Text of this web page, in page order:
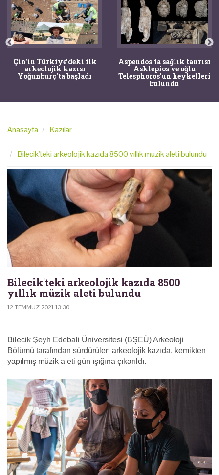
Aspendos'ta sağlık tanrısı
Asklepios ve oğlu
Telesphoros'un heykelleri
bulundu
TTK'nın Ansiklopedik
Türk Tarih Sözlüğüne
artık mobil uygulama ile
erişilebilecek
Anasayfa Kazılar
Bilecik'teki arkeolojik kazıda 8500 yıllık müzik aleti bulundu
Bilecik'teki arkeolojik kazıda 8500
yıllık müzik aleti bulundu
12 TEMMUZ 2021 13:30
Bilecik Şeyh Edebali Üniversitesi (BŞEÜ) Arkeoloji
Bölümü tarafından sürdürülen arkeolojik kazıda, kemikten
yapılmış müzik aleti gün ışığına çıkarıldı.